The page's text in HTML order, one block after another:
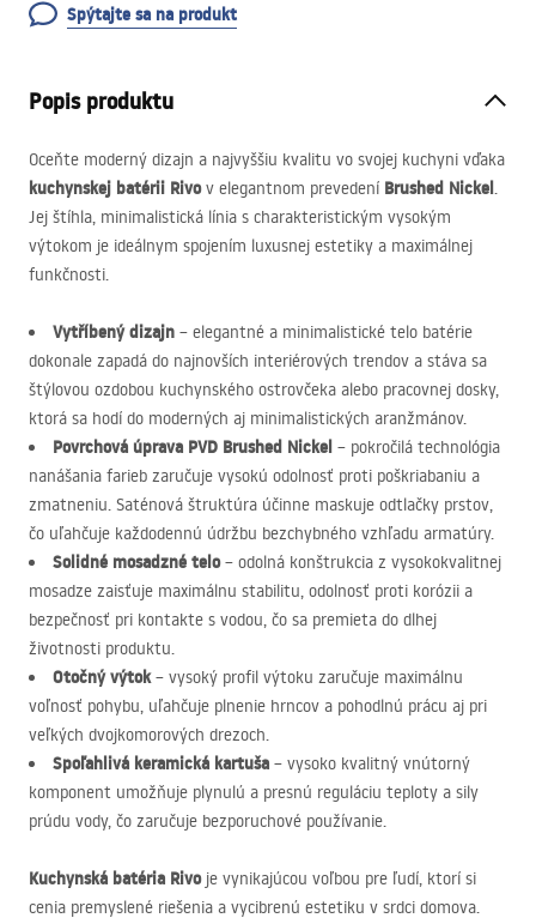
Spýtajte sa na produkt
Popis produktu
Oceňte moderný dizajn a najvyššiu kvalitu vo svojej kuchyni vďaka
kuchynskej batérii Rivov elegantnom prevedení Brushed Nickel.
Jej štíhla, minimalistická línia s charakteristickým vysokým
výtokom je ideálnym spojením luxusnej estetiky a maximálnej
funkčnosti.
Vytříbený dizajn – elegantné a minimalistické telo batérie
dokonale zapadá do najnovších interiérových trendov a stáva sa
štýlovou ozdobou kuchynského ostrovčeka alebo pracovnej dosky,
ktorá sa hodí do moderných aj minimalistických aranžmánov.
Povrchová úprava PVD Brushed Nickel – pokročilá technológia
nanášania farieb zaručuje vysokú odolnosť proti poškriabaniu a
zmatneniu. Saténová štruktúra účinne maskuje odtlačky prstov,
čo uľahčuje každodennú údržbu bezchybného vzhľadu armatúry.
Solidné mosadzné telo– odolná konštrukcia z vysokokvalitnej
mosadze zaisťuje maximálnu stabilitu, odolnosť proti korózii a
bezpečnosť pri kontakte s vodou, čo sa premieta do dlhej
životnosti produktu.
Otočný výtok– vysoký profil výtoku zaručuje maximálnu
voľnosť pohybu, uľahčuje plnenie hrncov a pohodlnú prácu aj pri
veľkých dvojkomorových drezoch.
Spoľahlivá keramická kartuša – vysoko kvalitný vnútorný
komponent umožňuje plynulú a presnú reguláciu teploty a sily
prúdu vody, čo zaručuje bezporuchové používanie.
Kuchynská batéria Rivoje vynikajúcou voľbou pre ľudí, ktorí si
cenia premyslené riešenia a vycibrenú estetiku v srdci domova.